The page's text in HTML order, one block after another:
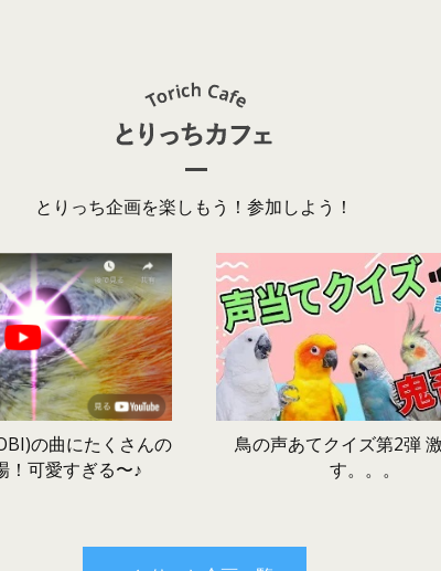
とりっち企画を楽しもう！参加しよう！
の曲にたくさんの
！可愛すぎる〜♪
鳥の声あてクイズ第2弾
す。。。